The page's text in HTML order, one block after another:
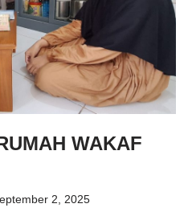
WAKAF
2, 2025